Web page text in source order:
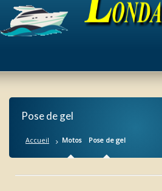
Pose de gel
Accueil Motos Pose de gel